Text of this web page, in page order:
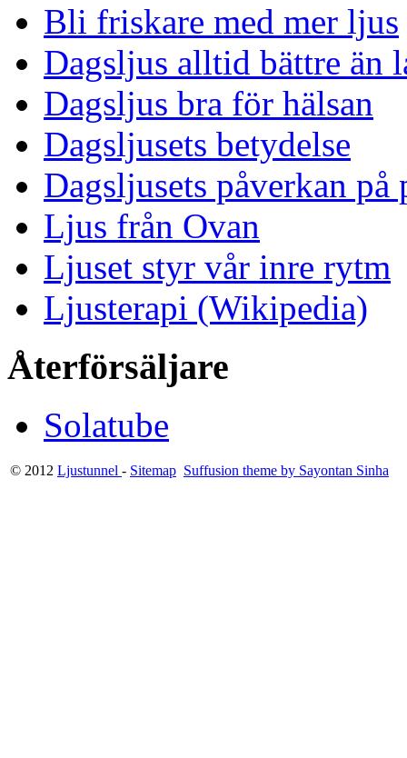
Bli friskare med mer ljus
Dagsljus alltid bättre än
Dagsljus bra för hälsan
Dagsljusets betydelse
Dagsljusets påverkan på
Ljus från Ovan
Ljuset styr vår inre rytm
Ljusterapi (Wikipedia)
Återförsäljare
Solatube
© 2012 Ljustunnel - Sitemap Suffusion theme by Sayontan Sinha